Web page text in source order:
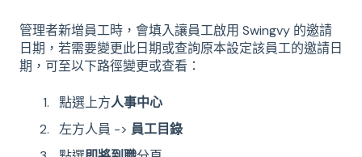
管理者新增員工時，會填入讓員工啟用 Swingvy 的邀請
日期，若需要變更此日期或查詢原本設定該員工的邀請日
期，可至以下路徑變更或查看：
點選上方人事中心
左方人員 -> 員工目錄